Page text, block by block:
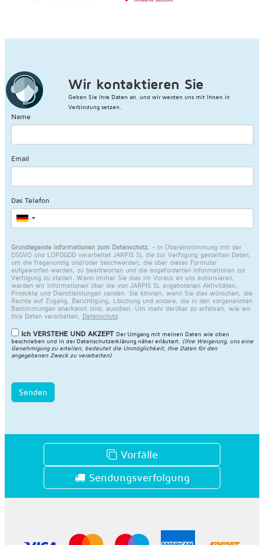
Wir kontaktieren Sie
Geben Sie Ihre Daten an, und wir werden uns mit Ihnen in
Verbindung setzen.
Name
Email
Das Telefon
Grundlegende Informationen zum Datenschutz. - In Übereinstimmung mit der
DSGVO und LOPDGDD verarbeitet JARPIS SL die zur Verfügung gestellten Daten,
um die fragenundig und/oder beschwerden, die über dieses Formular
aufgeworfen werden, zu beantworten und die angeforderten Informationen zur
Verfügung zu stellen. Wann immer Sie dies im Voraus an uns autorisieren,
werden wir Informationen über die von JARPIS SL angebotenen Aktivitäten,
Produkte und Dienstleistungen senden. Sie können, wenn Sie dies wünschen, die
Rechte auf Zugang, Berichtigung, Löschung und andere, die in den vorgenannten
Bestimmungen anerkannt sind, ausüben. Um mehr darüber zu erfahren, wie wir
Ihre Daten verarbeiten,
Datenschutz.
Ich VERSTEHE UND AKZEPT Der Umgang mit meinen Daten wie oben
beschrieben und in derDatenschutzerklärung näher erläutert. (Ihre Weigerung, uns eine
Genehmigung zu erteilen, bedeutet die Unmöglichkeit, Ihre Daten für den
angegebenen Zweck zu verarbeiten)
Senden
Vorfälle
Sendungsverfolgung